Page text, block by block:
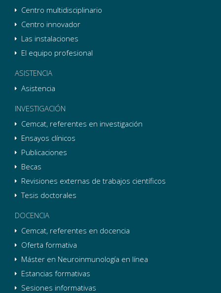
Centro multidisciplinario
Centro innovador
Las instalaciones
El equipo profesional
ASISTENCIA
Asistencia
INVESTIGACIÓN
Cemcat, referentes en investigación
Ensayos clínicos
Publicaciones
Becas
Revisiones externas de trabajos científicos
Tesis doctorales
DOCENCIA
Cemcat, referentes en docencia
Oferta formativa
Máster en Neuroinmunología en línea
Estancias formativas
Sesiones informativas